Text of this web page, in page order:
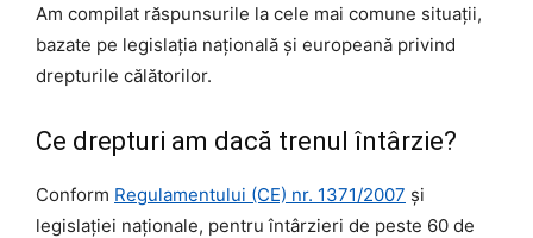
Am compilat răspunsurile la cele mai comune situații,
bazate pe legislația națională și europeană privind
drepturile călătorilor.
Ce drepturi am dacă trenul întârzie?
Conform Regulamentului (CE) nr. 1371/2007 și
legislației naționale, pentru întârzieri de peste 60 de